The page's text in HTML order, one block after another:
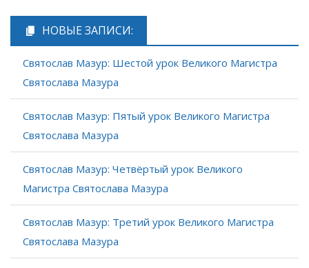
НОВЫЕ ЗАПИСИ:
Святослав Мазур: Шестой урок Великого Магистра
Святослава Мазура
Святослав Мазур: Пятый урок Великого Магистра
Святослава Мазура
Святослав Мазур: Четвёртый урок Великого
Магистра Святослава Мазура
Святослав Мазур: Третий урок Великого Магистра
Святослава Мазура